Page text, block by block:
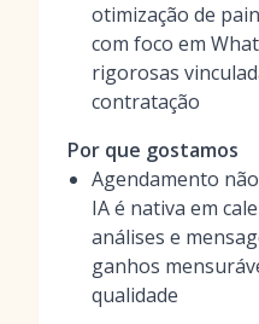
otimização de
com foco em
rigorosas
contratação
Por que gostamos
Agendamento
IA é nativa em
análises e
ganhos
qualidade